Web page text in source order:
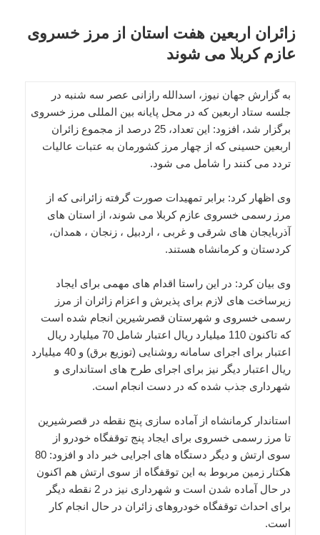
زائران اربعین هفت استان از مرز خسروی
عازم کربلا می شوند
به گزارش جهان نیوز، اسدالله رازانی عصر سه شنبه در
جلسه ستاد اربعین که در محل پایانه بین المللی مرز خسروی
برگزار شد، افزود: این تعداد، 25 درصد از مجموع زائران
اربعین حسینی که از چهار مرز کشورمان به عتبات عالیات
تردد می کنند را شامل می شود.
وی اظهار کرد: برابر تمهیدات صورت گرفته زائرانی که از
مرز رسمی خسروی عازم کربلا می شوند، از استان های
آذربایجان های شرقی و غربی ، اردبیل ، زنجان ، همدان،
کردستان و کرمانشاه هستند.
وی بیان کرد: در این راستا اقدام های مهمی برای ایجاد
زیرساخت های لازم برای پذیرش و اعزام زائران از مرز
رسمی خسروی و شهرستان قصرشیرین انجام شده است
که تاکنون 110 میلیارد ریال اعتبار شامل 70 میلیارد ریال
اعتبار برای اجرای سامانه روشنایی (توزیع برق) و 40 میلیارد
ریال اعتبار دیگر نیز برای اجرای طرح های استانداری و
شهرداری جذب شده که در دست انجام است.
استاندار کرمانشاه از آماده سازی پنج نقطه در قصرشیرین
تا مرز رسمی خسروی برای ایجاد پنج توقفگاه خودرو از
سوی ارتش و دیگر دستگاه های اجرایی خبر داد و افزود: 80
هکتار زمین مربوط به این توقفگاه از سوی ارتش هم اکنون
در حال آماده شدن است و شهرداری نیز در 2 نقطه دیگر
برای احداث توقفگاه خودروهای زائران در حال انجام کار
است.